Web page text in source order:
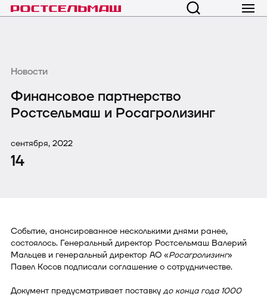
Новости
Финансовое партнерство
Ростсельмаш и Росагролизинг
сентября, 2022
14
Событие, анонсированное несколькими днями ранее,
состоялось. Генеральный директор Ростсельмаш Валерий
Мальцев и генеральный директор АО «Росагролизинг»
Павел Косов подписали соглашение о сотрудничестве.
Документ предусматривает поставку до конца года 1000